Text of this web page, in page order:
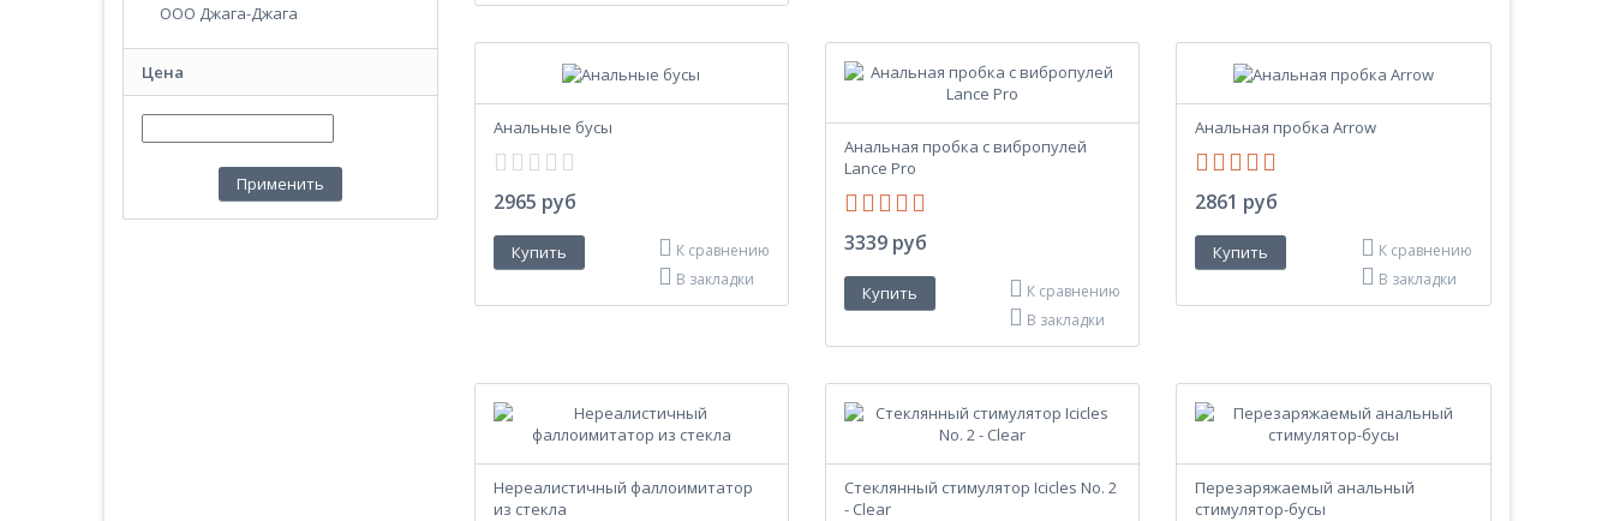
ООО Джага-Джага
Цена
Анальные бусы
2965 руб
К сравнению
В закладки
Анальная пробка с вибропулей
Lance Pro
3339 руб
К сравнению
В закладки
Анальная пробка Arrow
2861 руб
К сравнению
В закладки
Нереалистичный фаллоимитатор
из стекла
Стеклянный стимулятор Icicles No. 2
- Clear
Перезаряжаемый анальный
стимулятор-бусы